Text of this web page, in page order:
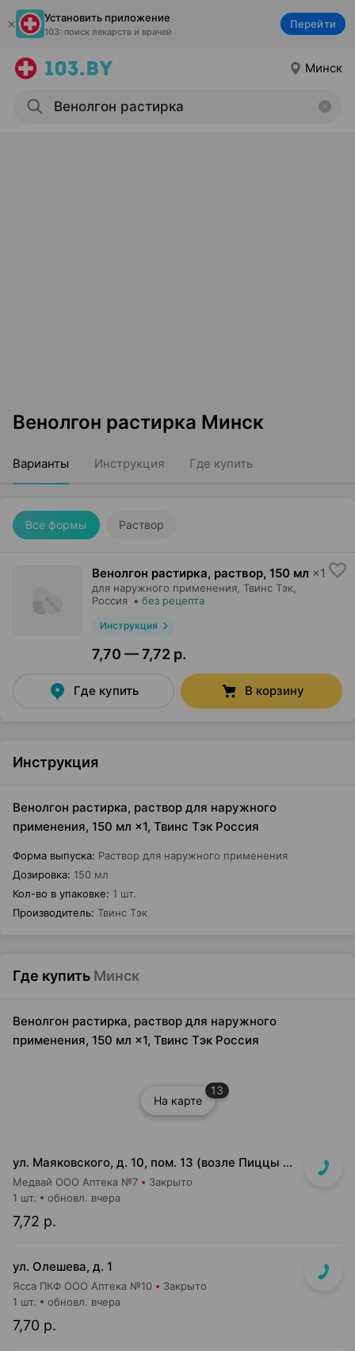
Установить приложение
103: поиск лекарств и врачей
Перейти
Минск
Венолгон растирка Минск
Варианты Инструкция Где купить
Все формы Раствор
Венолгон растирка, раствор, 150 мл ×1
для наружного применения, Твинс Тэк
Россия • без рецепта
Инструкция
7,70 — 7,72 р.
Где купить В корзину
Инструкция
Венолгон растирка, раствор для наружного
применения, 150 мл ×1, Твинс Тэк Россия
Форма выпуска: Раствор для наружного применения
Дозировка: 150 мл
Кол-во в упаковке: 1 шт.
Производитель: Твинс Тэк
Где купить Минск
Венолгон растирка, раствор для наружного
применения, 150 мл ×1, Твинс Тэк Россия
На карте
13
ул. Маяковского, д. 10, пом. 13 (возле Пиццы Мании)
Медвай ООО Аптека №7 Закрыто
7,72 р.
1 шт. обновл. вчера
ул. Олешева, д. 1
Ясса ПКФ ООО Аптека №10 Закрыто
7,70 р.
1 шт. обновл. вчера